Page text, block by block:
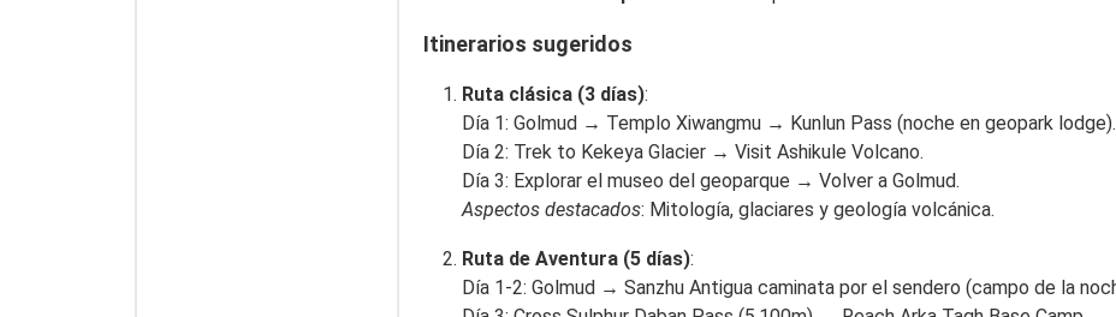
Itinerarios sugeridos
Ruta clásica (3 días):
Día 1: Golmud → Templo Xiwangmu → Kunlun Pass (noche en geopark lodge).
Día 2: Trek to Kekeya Glacier → Visit Ashikule Volcano.
Día 3: Explorar el museo del geoparque → Volver a Golmud.
Aspectos destacados: Mitología, glaciares y geología volcánica.
Ruta de Aventura (5 días):
Día 1-2: Golmud → Sanzhu Antigua caminata por el sendero (campo de la